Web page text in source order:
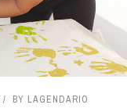
BY LAGENDARIO